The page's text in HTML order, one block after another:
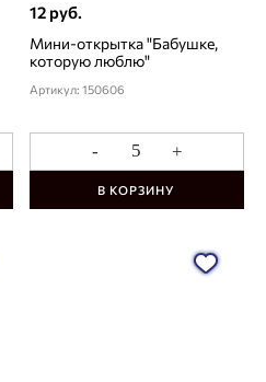
12 руб.
Мини-открытка "Бабушке,
которую люблю"
Артикул: 150606
- +
В КОРЗИНУ